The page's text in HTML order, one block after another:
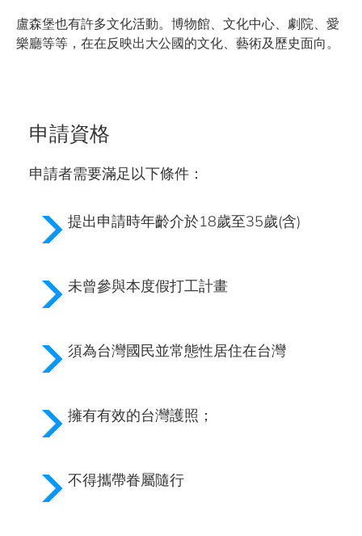
盧森堡也有許多文化活動。博物館、文化中心、劇院、愛
樂廳等等，在在反映出大公國的文化、藝術及歷史面向。
申請資格
申請者需要滿足以下條件：
提出申請時年齡介於18歲至35歲(含)
未曾參與本度假打工計畫
須為台灣國民並常態性居住在台灣
擁有有效的台灣護照；
不得攜帶眷屬隨行